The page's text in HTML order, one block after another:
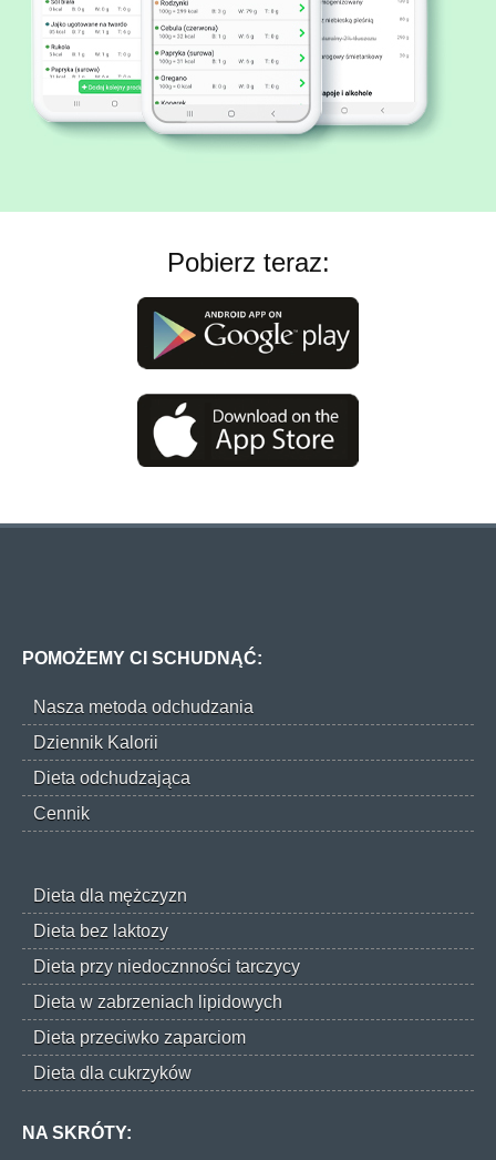
Pobierz teraz:
POMOŻEMY CI SCHUDNĄĆ:
Nasza metoda odchudzania
Dziennik Kalorii
Dieta odchudzająca
Cennik
Dieta dla mężczyzn
Dieta bez laktozy
Dieta przy niedocznności tarczycy
Dieta w zabrzeniach lipidowych
Dieta przeciwko zaparciom
Dieta dla cukrzyków
NA SKRÓTY: